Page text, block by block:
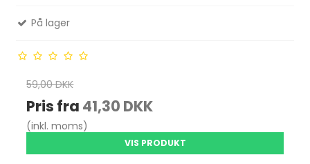
På lager
59,00 DKK
Pris fra 41,30 DKK
(inkl. moms)
VIS PRODUKT